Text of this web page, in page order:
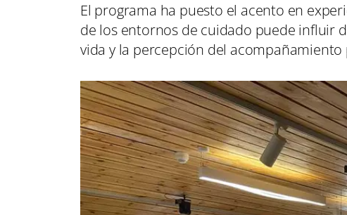
El programa ha puesto el acento en
de los entornos de cuidado puede influir
vida y la percepción del